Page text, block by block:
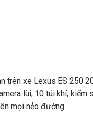
trên xe Lexus ES 250
lùi, 10 túi khí, kiểm
mọi nẻo đường.